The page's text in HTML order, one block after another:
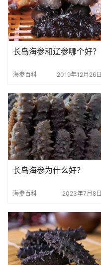
长岛海参和辽参哪个好？
海参百科 2019年12月26日
长岛海参为什么好？
海参百科 2023年7月8日